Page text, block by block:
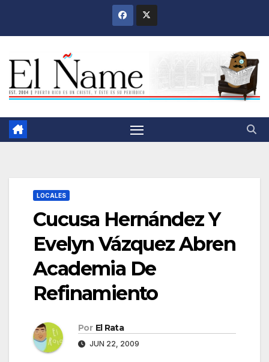
LOCALES
Cucusa Hernández Y
Evelyn Vázquez Abren
Academia De
Refinamiento
Por El Rata
JUN 22, 2009